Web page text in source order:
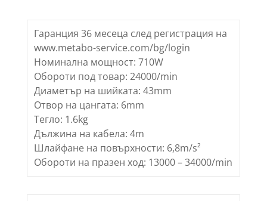
Гаранция 36 месеца след регистрация на
www.metabo-service.com/bg/login
Номинална мощност: 710W
Обороти под товар: 24000/min
Диаметър на шийката: 43mm
Отвор на цангата: 6mm
Тегло: 1.6kg
Дължина на кабела: 4m
Шлайфане на повърхности: 6,8m/s²
Обороти на празен ход: 13000 – 34000/min